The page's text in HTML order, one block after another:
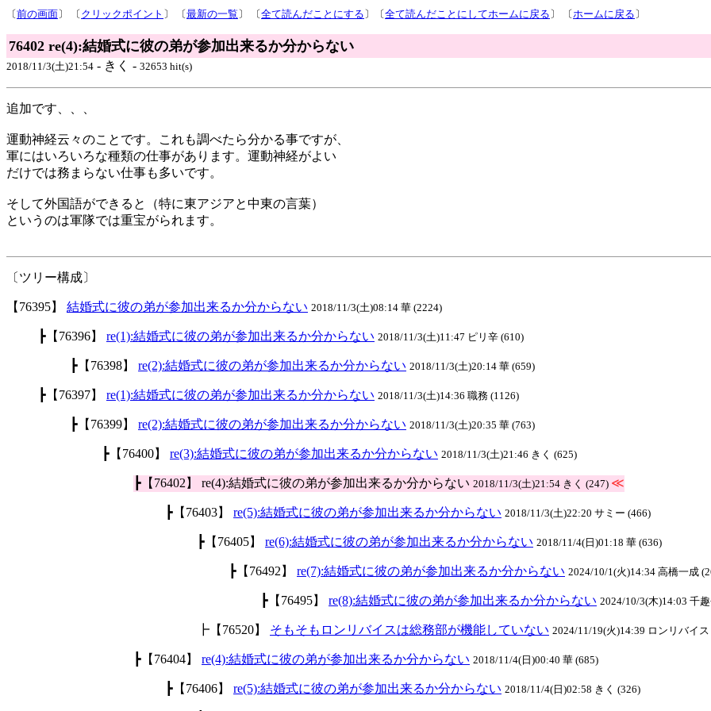
〔前の画面〕 〔 クリックポイント 〕 〔最新の一覧 〕 〔全て読んだことにする 〕〔全て読んだことにしてホームに戻る 〕 〔ホームに戻る 〕
76402 re(4):結婚式に彼の弟が参加出来るか分からない
2018/11/3(土)21:54 - きく - 32653 hit(s)
追加です、、、
運動神経云々のことです。これも調べたら分かる事ですが、
軍にはいろいろな種類の仕事があります。運動神経がよい
だけでは務まらない仕事も多いです。
そして外国語ができると（特に東アジアと中東の言葉）
というのは軍隊では重宝がられます。
〔ツリー構成〕
【76395】 結婚式に彼の弟が参加出来るか分からない 2018/11/3(土)08:14 華 (2224)
┣【76396】 re(1):結婚式に彼の弟が参加出来るか分からない 2018/11/3(土)11:47 ピリ辛 (610)
┣【76398】 re(2):結婚式に彼の弟が参加出来るか分からない 2018/11/3(土)20:14 華 (659)
┣【76397】 re(1):結婚式に彼の弟が参加出来るか分からない 2018/11/3(土)14:36 職務 (1126)
┣【76399】 re(2):結婚式に彼の弟が参加出来るか分からない 2018/11/3(土)20:35 華 (763)
┣【76400】 re(3):結婚式に彼の弟が参加出来るか分からない 2018/11/3(土)21:46 きく (625)
┣【76402】 re(4):結婚式に彼の弟が参加出来るか分からない 2018/11/3(土)21:54 きく (247) ≪
┣【76403】 re(5):結婚式に彼の弟が参加出来るか分からない 2018/11/3(土)22:20 サミー (466)
┣【76405】 re(6):結婚式に彼の弟が参加出来るか分からない 2018/11/4(日)01:18 華 (636)
┣【76492】 re(7):結婚式に彼の弟が参加出来るか分からない 2024/10/1(火)14:34 高橋一成
┣【76495】 re(8):結婚式に彼の弟が参加出来るか分からない 2024/10/3(木)14:03 千
┣【76520】 そもそもロンリバイスは総務部が機能していない 2024/11/19(火)14:39 ロンリバイス
┣【76404】 re(4):結婚式に彼の弟が参加出来るか分からない 2018/11/4(日)00:40 華 (685)
┣【76406】 re(5):結婚式に彼の弟が参加出来るか分からない 2018/11/4(日)02:58 きく (326)